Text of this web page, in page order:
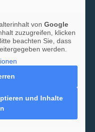
von Google
zuzugreifen, klicken
beachten Sie, dass
werden.
und Inhalte